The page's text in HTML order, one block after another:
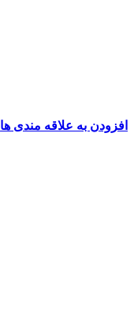
افزودن به علاقه مندی ها